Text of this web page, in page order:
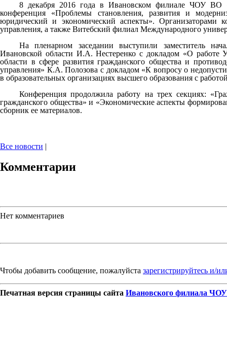
8 декабря 2016 года в Ивановском филиале ЧОУ ВО
конференция «Проблемы становления, развития и
юридический и экономический аспекты».
управления, а также Витебский филиал Международного
На пленарном заседании выступили заместитель
Ивановской области И.А. Нестеренко с докладом «О работе
области в сфере развития гражданского общества и
управления» К.А. Полозова с докладом «К вопросу о
в образовательных организациях высшего образования с
Конференция продолжила работу на трех секциях:
гражданского общества» и «Экономические аспекты
сборник ее материалов.
Все новости |
Комментарии
Нет комментариев
Чтобы добавить сообщение, пожалуйста зарегистрируйтесь и/
Печатная версия страницы сайта Ивановского филиала